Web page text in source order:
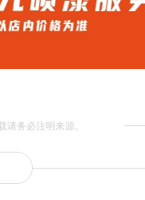
务必注明来源。